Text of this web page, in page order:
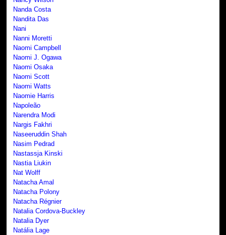
Nanda Costa
Nandita Das
Nani
Nanni Moretti
Naomi Campbell
Naomi J. Ogawa
Naomi Osaka
Naomi Scott
Naomi Watts
Naomie Harris
Napoleão
Narendra Modi
Nargis Fakhri
Naseeruddin Shah
Nasim Pedrad
Nastassja Kinski
Nastia Liukin
Nat Wolff
Natacha Amal
Natacha Polony
Natacha Régnier
Natalia Cordova-Buckley
Natalia Dyer
Natália Lage